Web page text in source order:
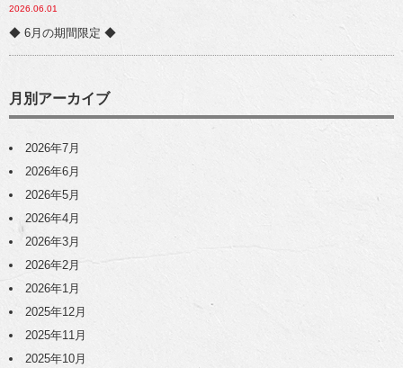
2026.06.01
◆ 6月の期間限定 ◆
月別アーカイブ
2026年7月
2026年6月
2026年5月
2026年4月
2026年3月
2026年2月
2026年1月
2025年12月
2025年11月
2025年10月